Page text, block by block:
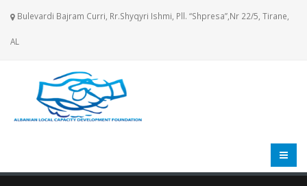
Bulevardi Bajram Curri, Rr.Shyqyri Ishmi, Pll. “Shpresa”,Nr 22/5, Tirane,
AL